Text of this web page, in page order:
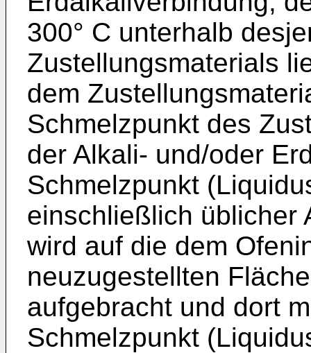
300° C unterhalb
Zustellungsmaterials
dem
Schmelzpunkt des
der Alkali- und/oder
Schmelzpunkt
einschließlich üblicher
wird auf die dem
neuzugestellten
aufgebracht und dort
Schmelzpunkt